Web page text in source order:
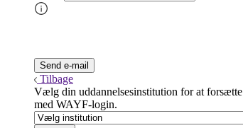
Tilbage
Vælg din uddannelsesinstitution for at forsætte
med WAYF-login.